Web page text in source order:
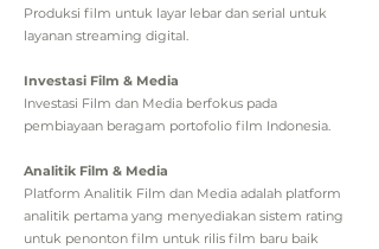
Produksi film untuk layar lebar dan serial untuk
layanan streaming digital.
Investasi Film & Media
Investasi Film dan Media berfokus pada
pembiayaan beragam portofolio film Indonesia.
Analitik Film & Media
Platform Analitik Film dan Media adalah platform
analitik pertama yang menyediakan sistem rating
untuk penonton film untuk rilis film baru baik